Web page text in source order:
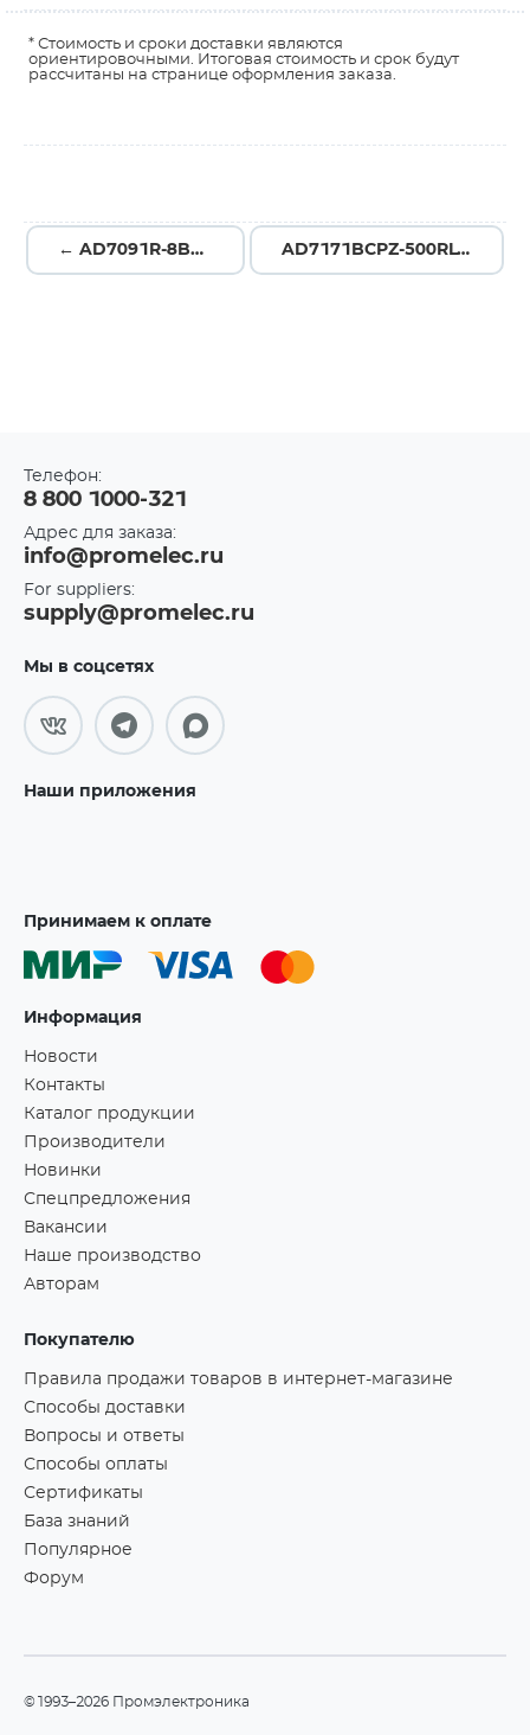
* Стоимость и сроки доставки являются
ориентировочными. Итоговая стоимость и срок будут
рассчитаны на странице оформления заказа.
← AD7091R-8BRUZ AD7171BCPZ-500RL7 →
Телефон:
8 800 1000-321
Адрес для заказа:
info@promelec.ru
For suppliers:
supply@promelec.ru
Мы в соцсетях
Наши приложения
Принимаем к оплате
Информация
Новости
Контакты
Каталог продукции
Производители
Новинки
Спецпредложения
Вакансии
Наше производство
Авторам
Покупателю
Правила продажи товаров в интернет-магазине
Способы доставки
Вопросы и ответы
Способы оплаты
Сертификаты
База знаний
Популярное
Форум
©1993–2026 Промэлектроника